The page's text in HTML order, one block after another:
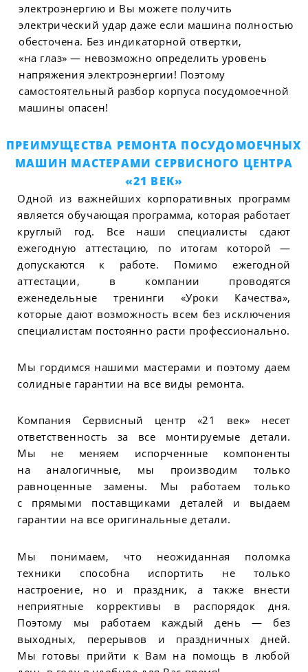
электроэнергию и Вы можете получить
электрический удар даже если машина полностью
обесточена. Без индикаторной отвертки,
«на глаз» — невозможно определить уровень
напряжения электроэнергии! Поэтому
самостоятельный разбор корпуса посудомоечной
машины опасен!
ПРЕИМУЩЕСТВА РЕМОНТА ПОСУДОМОЕЧНЫХ
МАШИН МАСТЕРАМИ СЕРВИСНОГО ЦЕНТРА
«21 ВЕК»
Одной из важнейших корпоративных программ
является обучающая программа, которая работает
круглый год. Все наши специалисты сдают
ежегодную аттестацию, по итогам которой —
допускаются к работе. Помимо ежегодной
аттестации, в компании проводятся
еженедельные тренинги «Уроки Качества»,
которые дают возможность всем без исключения
специалистам постоянно расти профессионально.
Мы гордимся нашими мастерами и поэтому даем
солидные гарантии на все виды ремонта.
Компания Сервисный центр «21 век» несет
ответственность за все монтируемые детали.
Мы не меняем испорченные компоненты
на аналогичные, мы производим только
равноценные замены. Мы работаем только
с прямыми поставщиками деталей и выдаем
гарантии на все оригинальные детали.
Мы понимаем, что неожиданная поломка
техники способна испортить не только
настроение, но и праздник, а также внести
неприятные коррективы в распорядок дня.
Поэтому мы работаем каждый день — без
выходных, перерывов и праздничных дней.
Мы готовы прийти к Вам на помощь в любой